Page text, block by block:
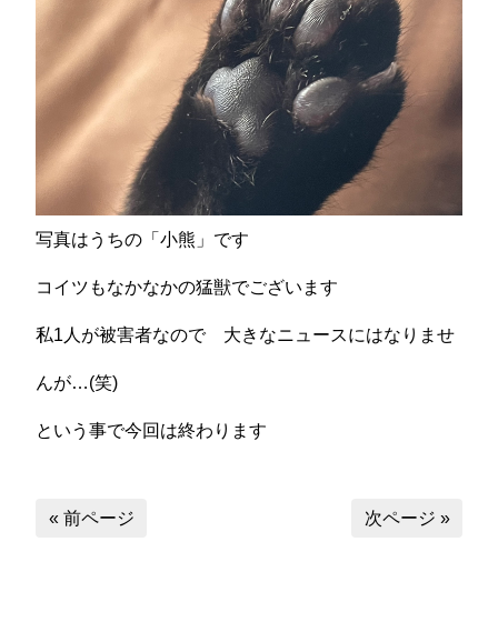
写真はうちの「小熊」です
コイツもなかなかの猛獣でございます
私1人が被害者なので 大きなニュースにはなりませ
んが…(笑)
という事で今回は終わります
« 前ページ 次ページ »